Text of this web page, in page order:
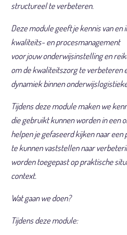
structureel te verbeteren.
Deze module geeft je kennis van en
kwaliteits- en procesmanagement
voor jouw onderwijsinstelling en
om de kwaliteitszorg te verbeteren
dynamiek binnen
Tijdens deze module maken we
die gebruikt kunnen worden in een
helpen je gefaseerd kijken naar een
te kunnen vaststellen naar
worden toegepast op praktische
context.
Wat gaan we doen?
Tijdens deze module:​